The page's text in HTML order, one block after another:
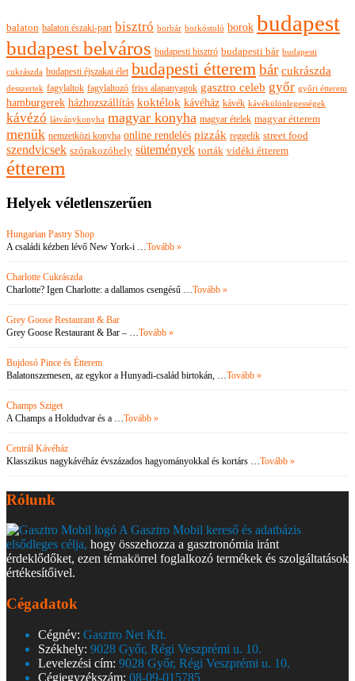
balaton balaton északi-part bisztró borbár borkóstoló borok budapest
budapest belváros budapesti bisztró budapesti bár budapesti
cukrászda budapesti éjszakai élet budapesti étterembár cukrászda
desszertek fagylaltok fagylaltozó friss alapanyagok gasztro celeb győr győri étterem
hamburgerek házhozszállítás koktélok kávéház kávék kávékülönlegességek
kávézó látványkonyha magyar konyha magyar ételek magyar étterem
menük nemzetközi konyha online rendelés pizzák reggelik street food
szendvicsek szórakozóhely sütemények torták vidéki étterem
étterem
Helyek véletlenszerűen
Hungarian Pastry Shop
A családi kézben lévő New York-i …Tovább »
Charlotte Cukrászda
Charlotte? Igen Charlotte: a dallamos csengésű …Tovább »
Grey Goose Restaurant & Bar
Grey Goose Restaurant & Bar – …Tovább »
Bujdosó Pince és Étterem
Balatonszemesen, az egykor a Hunyadi-család birtokán, …Tovább »
Champs Sziget
A Champs a Holdudvar és a …Tovább »
Centrál Kávéház
Klasszikus nagykávéház évszázados hagyományokkal és kortárs …Tovább »
Rólunk
A Gasztro Mobil kereső és adatbázis
elsődleges célja, hogy összehozza a gasztronómia iránt
érdeklődőket, ezen témakörrel foglalkozó termékek és szolgáltatások
értékesítőivel.
Cégadatok
Cégnév: Gasztro Net Kft.
Székhely: 9028 Győr, Régi Veszprémi u. 10.
Levelezési cím: 9028 Győr, Régi Veszprémi u. 10.
Cégjegyzékszám: 08-09-015785